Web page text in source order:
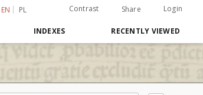
EN PL Contrast Share Login
INDEXES RECENTLY VIEWED